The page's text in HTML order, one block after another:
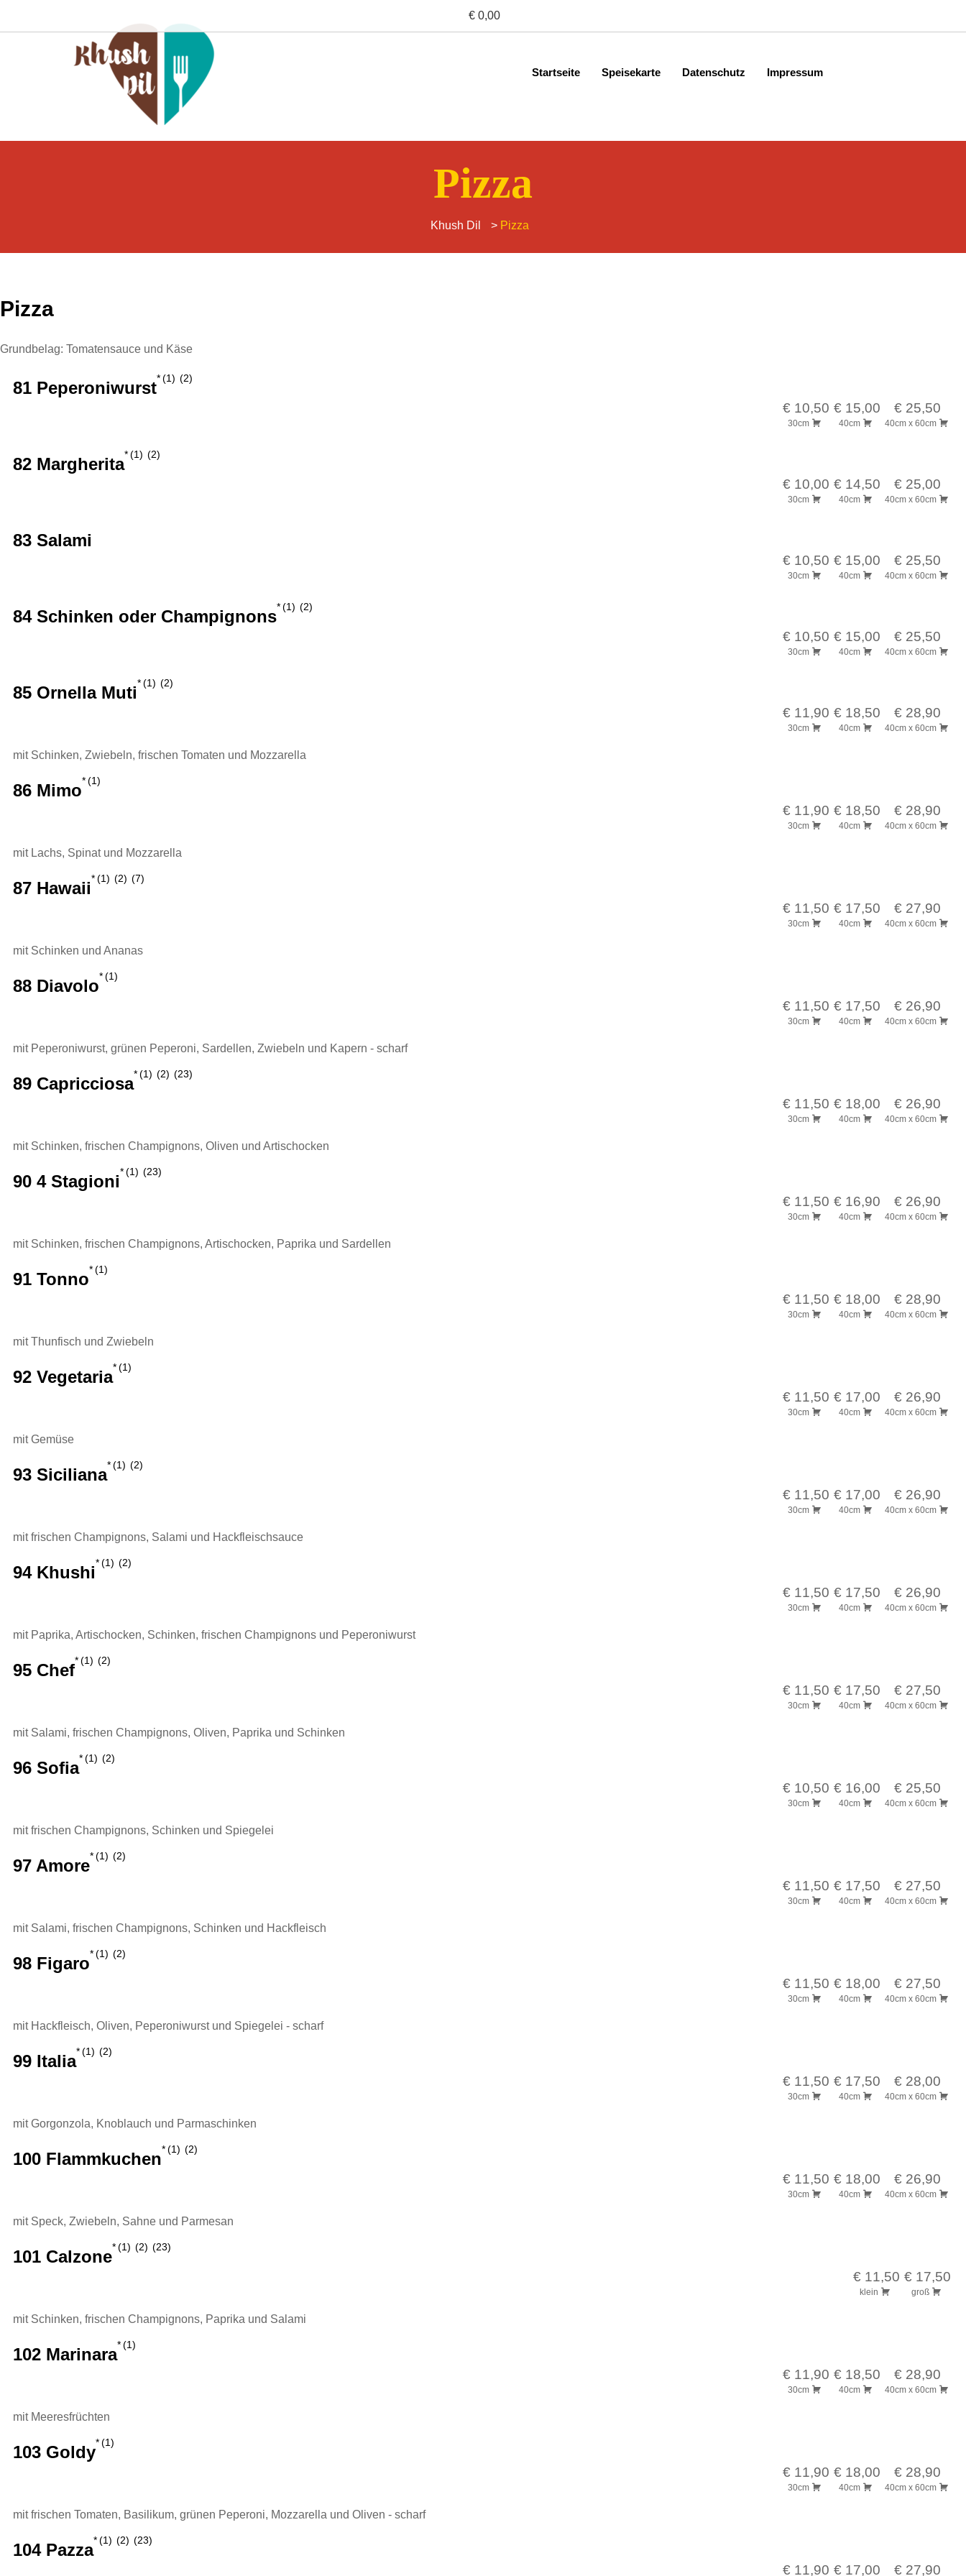
Startseite Speisekarte Datenschutz Impressum
Pizza
Khush Dil > Pizza
Pizza
Grundbelag: Tomatensauce und Käse
81 Peperoniwurst 1 2
€ 10,50
30cm
€ 15,00
40cm
€ 25,50
40cm x 60cm
82 Margherita 1 2
€ 10,00
30cm
€ 14,50
40cm
€ 25,00
40cm x 60cm
83 Salami
€ 10,50
30cm
€ 15,00
40cm
€ 25,50
40cm x 60cm
84 Schinken oder Champignons 1 2
€ 10,50
30cm
€ 15,00
40cm
€ 25,50
40cm x 60cm
85 Ornella Muti 1 2
€ 11,90
30cm
€ 18,50
40cm
€ 28,90
40cm x 60cm
mit Schinken, Zwiebeln, frischen Tomaten und Mozzarella
86 Mimo 1
€ 11,90
30cm
€ 18,50
40cm
€ 28,90
40cm x 60cm
mit Lachs, Spinat und Mozzarella
87 Hawaii 1 2 7
€ 11,50
30cm
€ 17,50
40cm
€ 27,90
40cm x 60cm
mit Schinken und Ananas
88 Diavolo 1
€ 11,50
30cm
€ 17,50
40cm
€ 26,90
40cm x 60cm
mit Peperoniwurst, grünen Peperoni, Sardellen, Zwiebeln und Kapern - scharf
89 Capricciosa 1 2 23
€ 11,50
30cm
€ 18,00
40cm
€ 26,90
40cm x 60cm
mit Schinken, frischen Champignons, Oliven und Artischocken
90 4 Stagioni 1 23
€ 11,50
30cm
€ 16,90
40cm
€ 26,90
40cm x 60cm
mit Schinken, frischen Champignons, Artischocken, Paprika und Sardellen
91 Tonno 1
€ 11,50
30cm
€ 18,00
40cm
€ 28,90
40cm x 60cm
mit Thunfisch und Zwiebeln
92 Vegetaria 1
€ 11,50
30cm
€ 17,00
40cm
€ 26,90
40cm x 60cm
mit Gemüse
93 Siciliana 1 2
€ 11,50
30cm
€ 17,00
40cm
€ 26,90
40cm x 60cm
mit frischen Champignons, Salami und Hackfleischsauce
94 Khushi 1 2
€ 11,50
30cm
€ 17,50
40cm
€ 26,90
40cm x 60cm
mit Paprika, Artischocken, Schinken, frischen Champignons und Peperoniwurst
95 Chef 1 2
€ 11,50
30cm
€ 17,50
40cm
€ 27,50
40cm x 60cm
mit Salami, frischen Champignons, Oliven, Paprika und Schinken
96 Sofia 1 2
€ 10,50
30cm
€ 16,00
40cm
€ 25,50
40cm x 60cm
mit frischen Champignons, Schinken und Spiegelei
97 Amore 1 2
€ 11,50
30cm
€ 17,50
40cm
€ 27,50
40cm x 60cm
mit Salami, frischen Champignons, Schinken und Hackfleisch
98 Figaro 1 2
€ 11,50
30cm
€ 18,00
40cm
€ 27,50
40cm x 60cm
mit Hackfleisch, Oliven, Peperoniwurst und Spiegelei - scharf
99 Italia 1 2
€ 11,50
30cm
€ 17,50
40cm
€ 28,00
40cm x 60cm
mit Gorgonzola, Knoblauch und Parmaschinken
100 Flammkuchen 1 2
€ 11,50
30cm
€ 18,00
40cm
€ 26,90
40cm x 60cm
mit Speck, Zwiebeln, Sahne und Parmesan
101 Calzone 1 2 23
€ 11,50
klein
€ 17,50
groß
mit Schinken, frischen Champignons, Paprika und Salami
102 Marinara 1
€ 11,90
30cm
€ 18,50
40cm
€ 28,90
40cm x 60cm
mit Meeresfrüchten
103 Goldy 1
€ 11,90
30cm
€ 18,00
40cm
€ 28,90
40cm x 60cm
mit frischen Tomaten, Basilikum, grünen Peperoni, Mozzarella und Oliven - scharf
104 Pazza 1 2 23
€ 11,90 € 17,00 € 27,90
€ 0,00